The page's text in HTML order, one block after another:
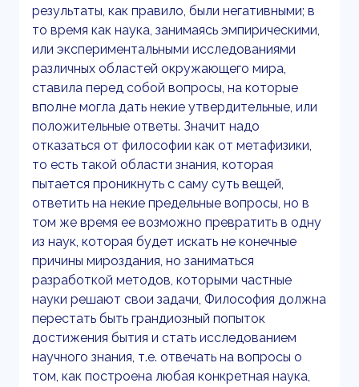
результаты, как правило, были негативными; в
то время как наука, занимаясь эмпирическими,
или экспериментальными исследованиями
различных областей окружающего мира,
ставила перед собой вопросы, на которые
вполне могла дать некие утвердительные, или
положительные ответы. Значит надо
отказаться от философии как от метафизики,
то есть такой области знания, которая
пытается проникнуть с саму суть вещей,
ответить на некие предельные вопросы, но в
том же время ее возможно превратить в одну
из наук, которая будет искать не конечные
причины мироздания, но заниматься
разработкой методов, которыми частные
науки решают свои задачи, Философия должна
перестать быть грандиозный попыток
достижения бытия и стать исследованием
научного знания, т.е. отвечать на вопросы о
том, как построена любая конкретная наука,